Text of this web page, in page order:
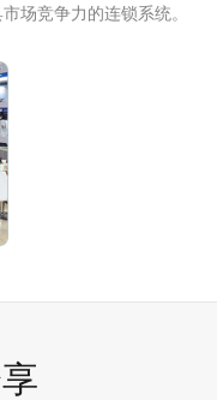
场竞争力的连锁系统。